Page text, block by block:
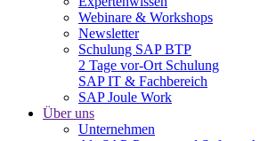
Webinare & Workshops
Newsletter
Schulung SAP BTP
2 Tage vor-Ort Schulung
SAP IT & Fachbereich
SAP Joule Work
Über uns
Unternehmen